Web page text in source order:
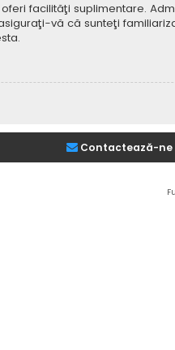
facilităţi suplimentare.
vă că sunteţi
Contactează-ne